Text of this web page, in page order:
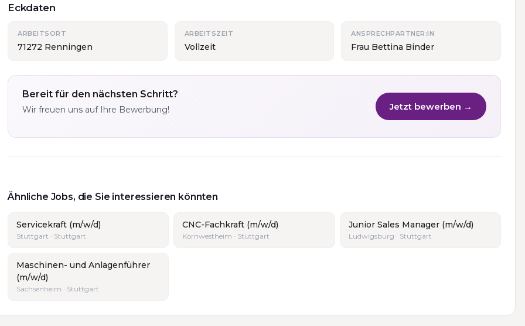
Eckdaten
ARBEITSORT
71272 Renningen
ARBEITSZEIT
Vollzeit
ANSPRECHPARTNER:IN
Frau Bettina Binder
Bereit für den nächsten Schritt?
Wir freuen uns auf Ihre Bewerbung! Jetzt bewerben →
Ähnliche Jobs, die Sie interessieren könnten
Servicekraft (m/w/d)
Stuttgart · Stuttgart
CNC-Fachkraft (m/w/d)
Kornwestheim · Stuttgart
Junior Sales Manager (m/w/d)
Ludwigsburg · Stuttgart
Maschinen- und Anlagenführer
(m/w/d)
Sachsenheim · Stuttgart